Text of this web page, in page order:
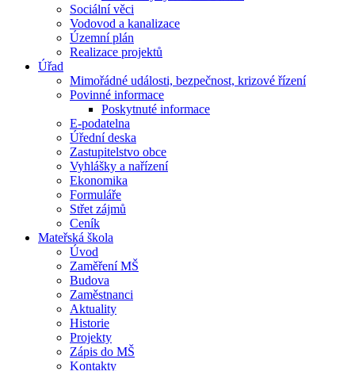
Sociální věci
Vodovod a kanalizace
Územní plán
Realizace projektů
Úřad
Mimořádné události, bezpečnost, krizové řízení
Povinné informace
Poskytnuté informace
E-podatelna
Úřední deska
Zastupitelstvo obce
Vyhlášky a nařízení
Ekonomika
Formuláře
Střet zájmů
Ceník
Mateřská škola
Úvod
Zaměření MŠ
Budova
Zaměstnanci
Aktuality
Historie
Projekty
Zápis do MŠ
Kontakty